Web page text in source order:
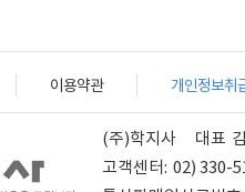
이용약관 개인정보취
(주)학지사 대표
고객센터: 02) 330-